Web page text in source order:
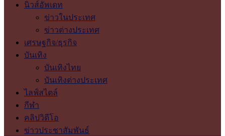
นิวส์อัพเดท
ข่าวในประเทศ
ข่าวต่างประเทศ
เศรษฐกิจ/ธุรกิจ
บันเทิง
บันเทิงไทย
บันเทิงต่างประเทศ
ไลฟ์สไตล์
กีฬา
คลิปวิดีโอ
ข่าวประชาสัมพันธ์